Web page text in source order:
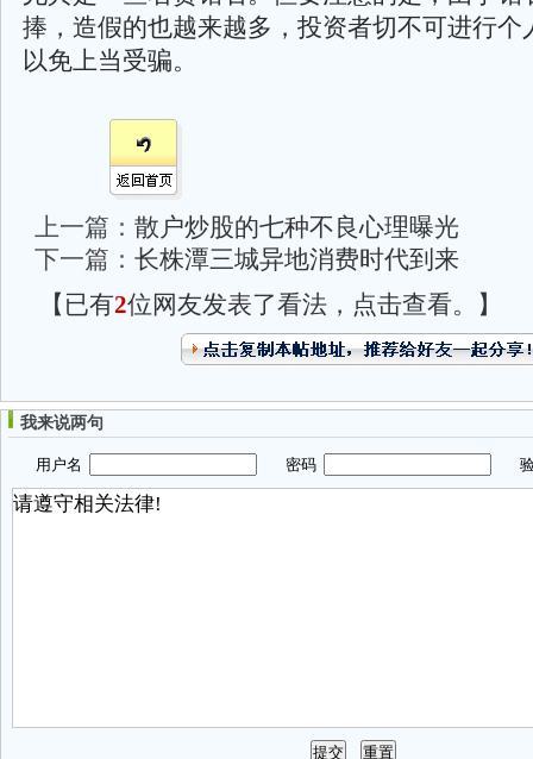
捧，造假的也越来越多，投资者切不可进行个
以免上当受骗。
上一篇： 散户炒股的七种不良心理曝光
下一篇： 长株潭三城异地消费时代到来
【已有2位网友发表了看法，点击查看。】
我来说两句
用户名 密码 验